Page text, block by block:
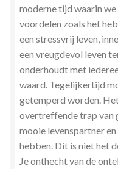
moderne tijd waarin
voordelen zoals het
een stressvrij leven,
een vreugdevol leven
onderhoudt met
waard. Tegelijkertijd
getemperd worden.
overtreffende trap van
mooie levenspartner
hebben. Dit is niet het
Je onthecht van de